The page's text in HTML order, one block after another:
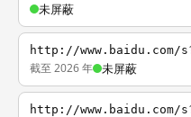
未屏蔽
http://www.baidu.com/
截至 2026 年 未屏蔽
http://www.baidu.com/